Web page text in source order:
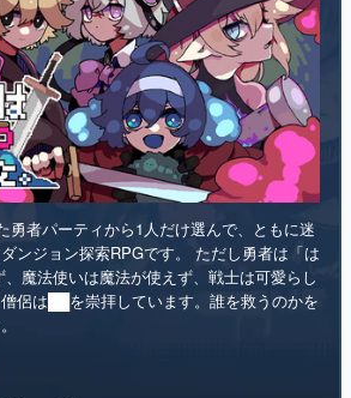
勇者パーティから1人だけ選んで、ともに迷
ンジョン探索RPGです。 ただし勇者は「は
魔法使いは魔法が使えず、戦士は可愛らし
侶は██を崇拝しています。誰を救うのかを